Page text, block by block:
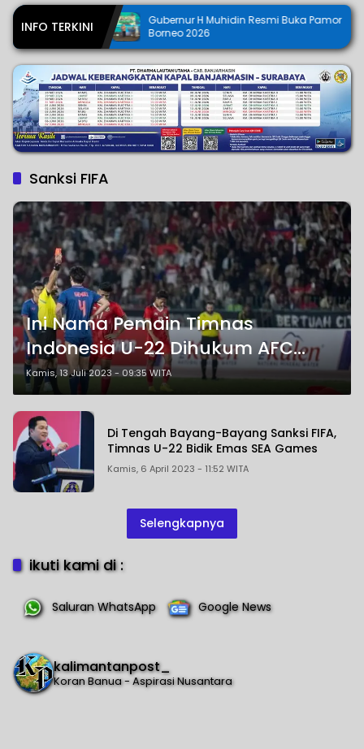
INFO TERKINIGubernur H Muhidin Resmi Buka Pamor
Borneo 2026
15
Kapolda
Sanksi FIFA
Ini Nama Pemain Timnas
Indonesia U-22 Dihukum AFC
Akibat Insiden Final SEA Games
Kamis, 13 Juli 2023 - 09:35 WITA
Di Tengah Bayang-Bayang Sanksi FIFA,
Timnas U-22 Bidik Emas SEA Games
Kamis, 6 April 2023 - 11:52 WITA
Selengkapnya
ikuti kami di :
Saluran WhatsApp Google News
kalimantanpost_
Koran Banua - Aspirasi Nusantara